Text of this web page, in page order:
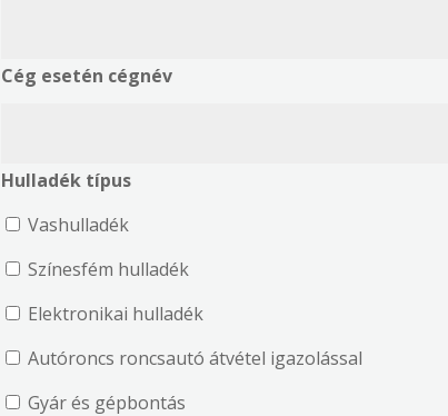
Cég esetén cégnév
Hulladék típus
Vashulladék
Színesfém hulladék
Elektronikai hulladék
Autóroncs roncsautó átvétel igazolással
Gyár és gépbontás